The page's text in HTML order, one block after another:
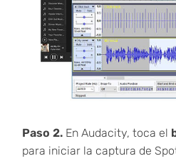
Paso 2.En Audacity, toca el
para iniciar la captura de